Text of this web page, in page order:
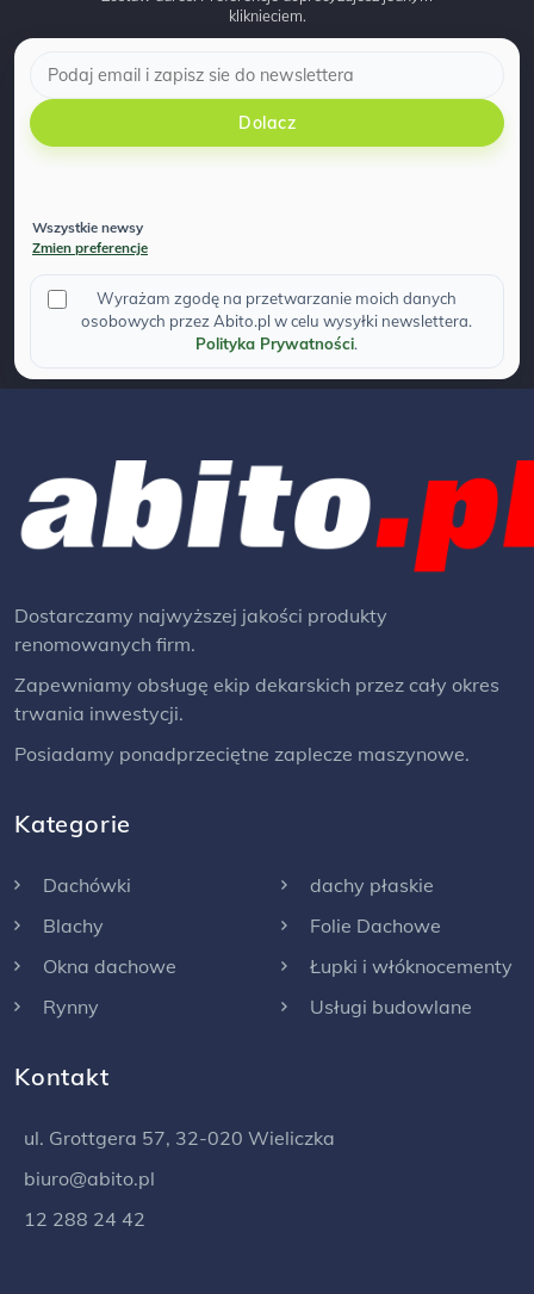
kliknieciem.
Dolacz
Wszystkie newsy
Zmien preferencje
Wyrażam zgodę na przetwarzanie moich danych
osobowych przez Abito.pl w celu wysyłki newslettera.
Polityka Prywatności.
Dostarczamy najwyższej jakości produkty
renomowanych firm.
Zapewniamy obsługę ekip dekarskich przez cały okres
trwania inwestycji.
Posiadamy ponadprzeciętne zaplecze maszynowe.
Kategorie
Dachówki
Blachy
Okna dachowe
Rynny
dachy płaskie
Folie Dachowe
Łupki i włóknocementy
Usługi budowlane
Kontakt
ul. Grottgera 57, 32-020 Wieliczka
biuro@abito.pl
12 288 24 42